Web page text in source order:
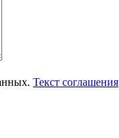
Текст соглашения